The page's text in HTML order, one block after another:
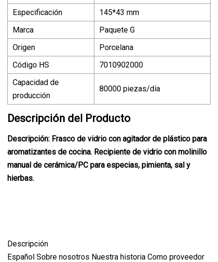
Especificación
145*43 mm
Marca
Paquete G
Origen
Porcelana
Código HS
7010902000
Capacidad de
producción
80000 piezas/día
Descripción del Producto
Descripción: Frasco de vidrio con agitador de plástico para
aromatizantes de cocina. Recipiente de vidrio con molinillo
manual de cerámica/PC para especias, pimienta, sal y
hierbas.
Descripción
Español Sobre nosotros Nuestra historia Como proveedor